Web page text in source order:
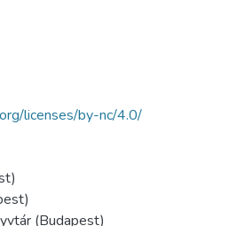
licenses/by-nc/4.0/
(Budapest)